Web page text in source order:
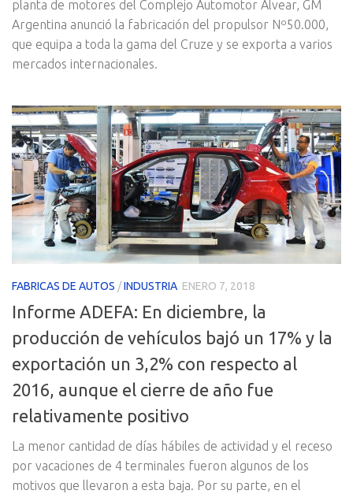
planta de motores del Complejo Automotor Alvear, GM
Argentina anunció la fabricación del propulsor Nº50.000,
que equipa a toda la gama del Cruze y se exporta a varios
mercados internacionales.
FABRICAS DE AUTOS /INDUSTRIA ENERO 7, 2018
Informe ADEFA: En diciembre, la
producción de vehículos bajó un 17% y la
exportación un 3,2% con respecto al
2016, aunque el cierre de año fue
relativamente positivo
La menor cantidad de días hábiles de actividad y el receso
por vacaciones de 4 terminales fueron algunos de los
motivos que llevaron a esta baja. Por su parte, en el